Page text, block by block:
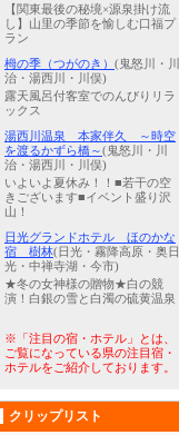
【外観（一例）】新施設お
【関東最後の秘境×源泉掛け流
し】山里の季節を愉しむ口福プ
ラン
栂の季（つがのき） (鬼怒川・川
治・湯西川・川俣)
露天風呂付客室でのんびりリラ
ックス
湯西川温泉 本家伴久 ～時空
を渡るかずら橋～(鬼怒川・川
治・湯西川・川俣)
いよいよ夏休み！！■若干の空
きございます■イベント盛り沢
山！
日光グランドホテル ほのかな
宿 樹林(日光・霧降高原・奥日
光・中禅寺湖・今市)
★冬の女神様の贈物★白の競
演！白銀の雪と白濁の硫黄温泉
※「注目の宿・ホテル」とは、
ご覧になっている県の注目宿・
ホテルをご紹介しております。
クリップリスト